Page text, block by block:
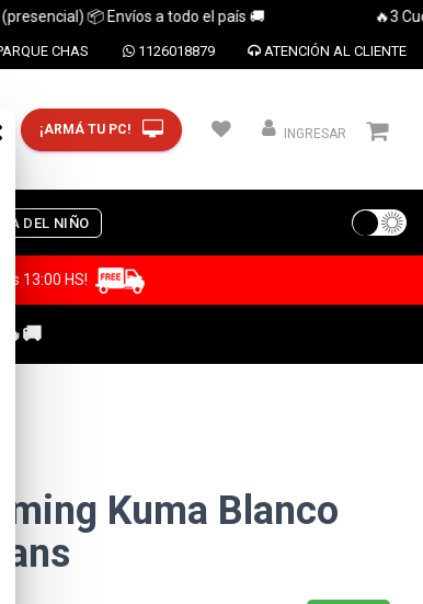
📦 Envíos a todo el país 🚚 🔥3 Cuotas
CHAS 1126018879 ATENCIÓN AL CLIENTE
¡ARMÁ TU PC! INGRESAR
DIA DEL NIÑO
13:00 HS!
Kuma Blanco